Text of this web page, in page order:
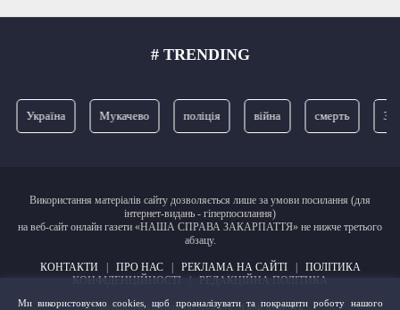
# TRENDING
Україна Мукачево поліція війна смерть ЗСУ
Використання матеріалів сайту дозволяється лише за умови посилання (для
інтернет-видань - гіперпосилання)
на веб-сайт онлайн газети «НАША СПРАВА ЗАКАРПАТТЯ» не нижче третього
абзацу.
КОНТАКТИ| ПРО НАС| РЕКЛАМА НА САЙТІ| ПОЛІТИКА
КОНФІДЕНЦІЙНОСТІ | РЕДАКЦІЙНА ПОЛІТИКА
Засновник і фундатор проєкту:Юрій Кравчук
Ми використовуємо cookies, щоб проаналізувати та покращити роботу нашого